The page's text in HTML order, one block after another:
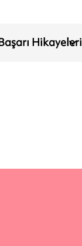
Hikayeleri